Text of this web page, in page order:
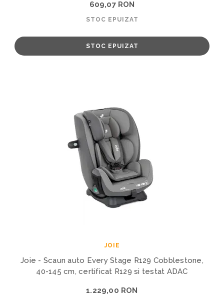
609,07 RON
STOC EPUIZAT
STOC EPUIZAT
JOIE
Joie - Scaun auto Every Stage R129 Cobblestone,
40-145 cm, certificat R129 si testat ADAC
1.229,00 RON